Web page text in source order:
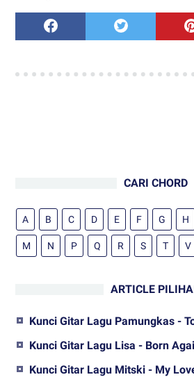
CARI CHORD
A B C D E F G H
M N P Q R S T V
ARTICLE
Kunci Gitar Lagu Pamungkas -
Kunci Gitar Lagu Lisa - Born
Kunci Gitar Lagu Mitski - My